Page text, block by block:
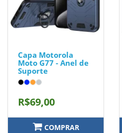
Capa Motorola
Moto G77 - Anel de
Suporte
R$69,00
COMPRAR